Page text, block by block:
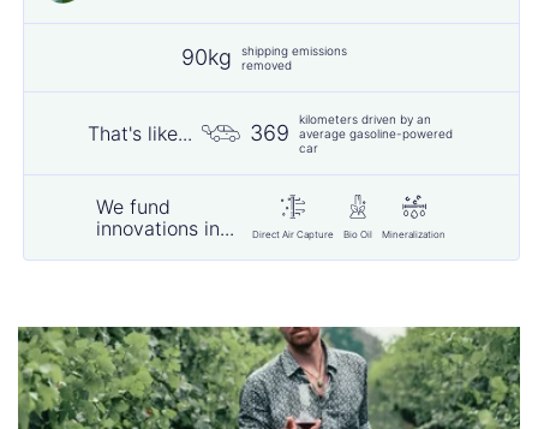
90kg
shipping emissions
removed
That's like... 369
kilometers driven by an
average gasoline-powered
car
We fund
innovations in...
Direct Air Capture Bio Oil Mineralization